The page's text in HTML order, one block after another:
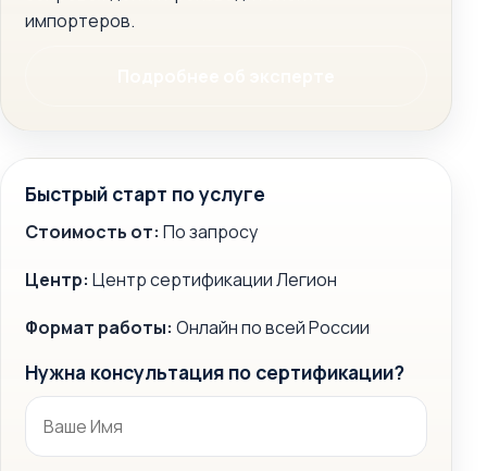
импортеров.
Быстрый старт по услуге
Стоимость от: По запросу
Центр: Центр сертификации Легион
Формат работы: Онлайн по всей России
Нужна консультация по сертификации?